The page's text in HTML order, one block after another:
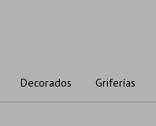
Decorados Griferías